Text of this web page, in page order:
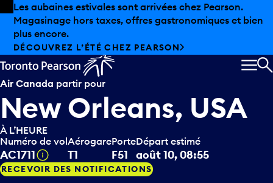
Skip to offers
Passer au contenu principal
Les aubaines estivales sont arrivées chez Pearson.
Magasinage hors taxes, offres gastronomiques et bien
plus encore.
DÉCOUVREZ L’ÉTÉ CHEZ PEARSON
Air Canada partir pour
New Orleans, USA
À L’HEURE
Numéro de vol
AC1711 Infobulle
Aérogare
T1
Porte
F51
Départ estimé
août 10, 08:55
RECEVOIR DES NOTIFICATIONS